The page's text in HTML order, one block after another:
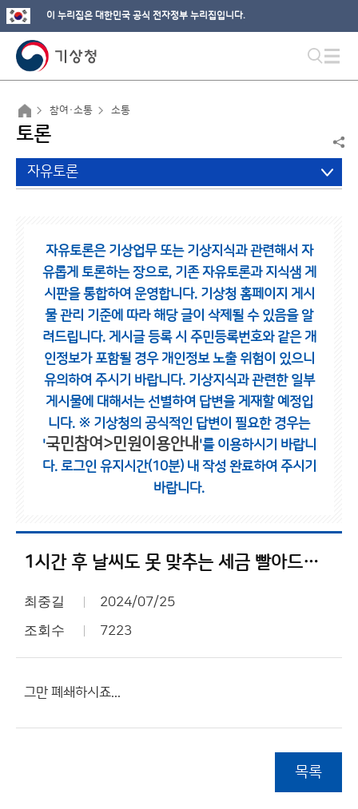
이 누리집은 대한민국 공식 전자정부 누리집입니다.
참여·소통 소통
토론
자유토론
자유토론은 기상업무 또는 기상지식과 관련해서 자
유롭게 토론하는 장으로, 기존 자유토론과 지식샘 게
시판을 통합하여 운영합니다. 기상청 홈페이지 게시
물 관리 기준에 따라 해당 글이 삭제될 수 있음을 알
려드립니다. 게시글 등록 시 주민등록번호와 같은 개
인정보가 포함될 경우 개인정보 노출 위험이 있으니
유의하여 주시기 바랍니다. 기상지식과 관련한 일부
게시물에 대해서는 선별하여 답변을 게재할 예정입
니다. ※ 기상청의 공식적인 답변이 필요한 경우는
'국민참여>민원이용안내 '를 이용하시기 바랍니
다. 로그인 유지시간(10분) 내 작성 완료하여 주시기
바랍니다.
1시간 후 날씨도 못 맞추는 세금 빨아드시는 구라청
최중길 2024/07/25
조회수 7223
그만 폐쇄하시죠...
목록